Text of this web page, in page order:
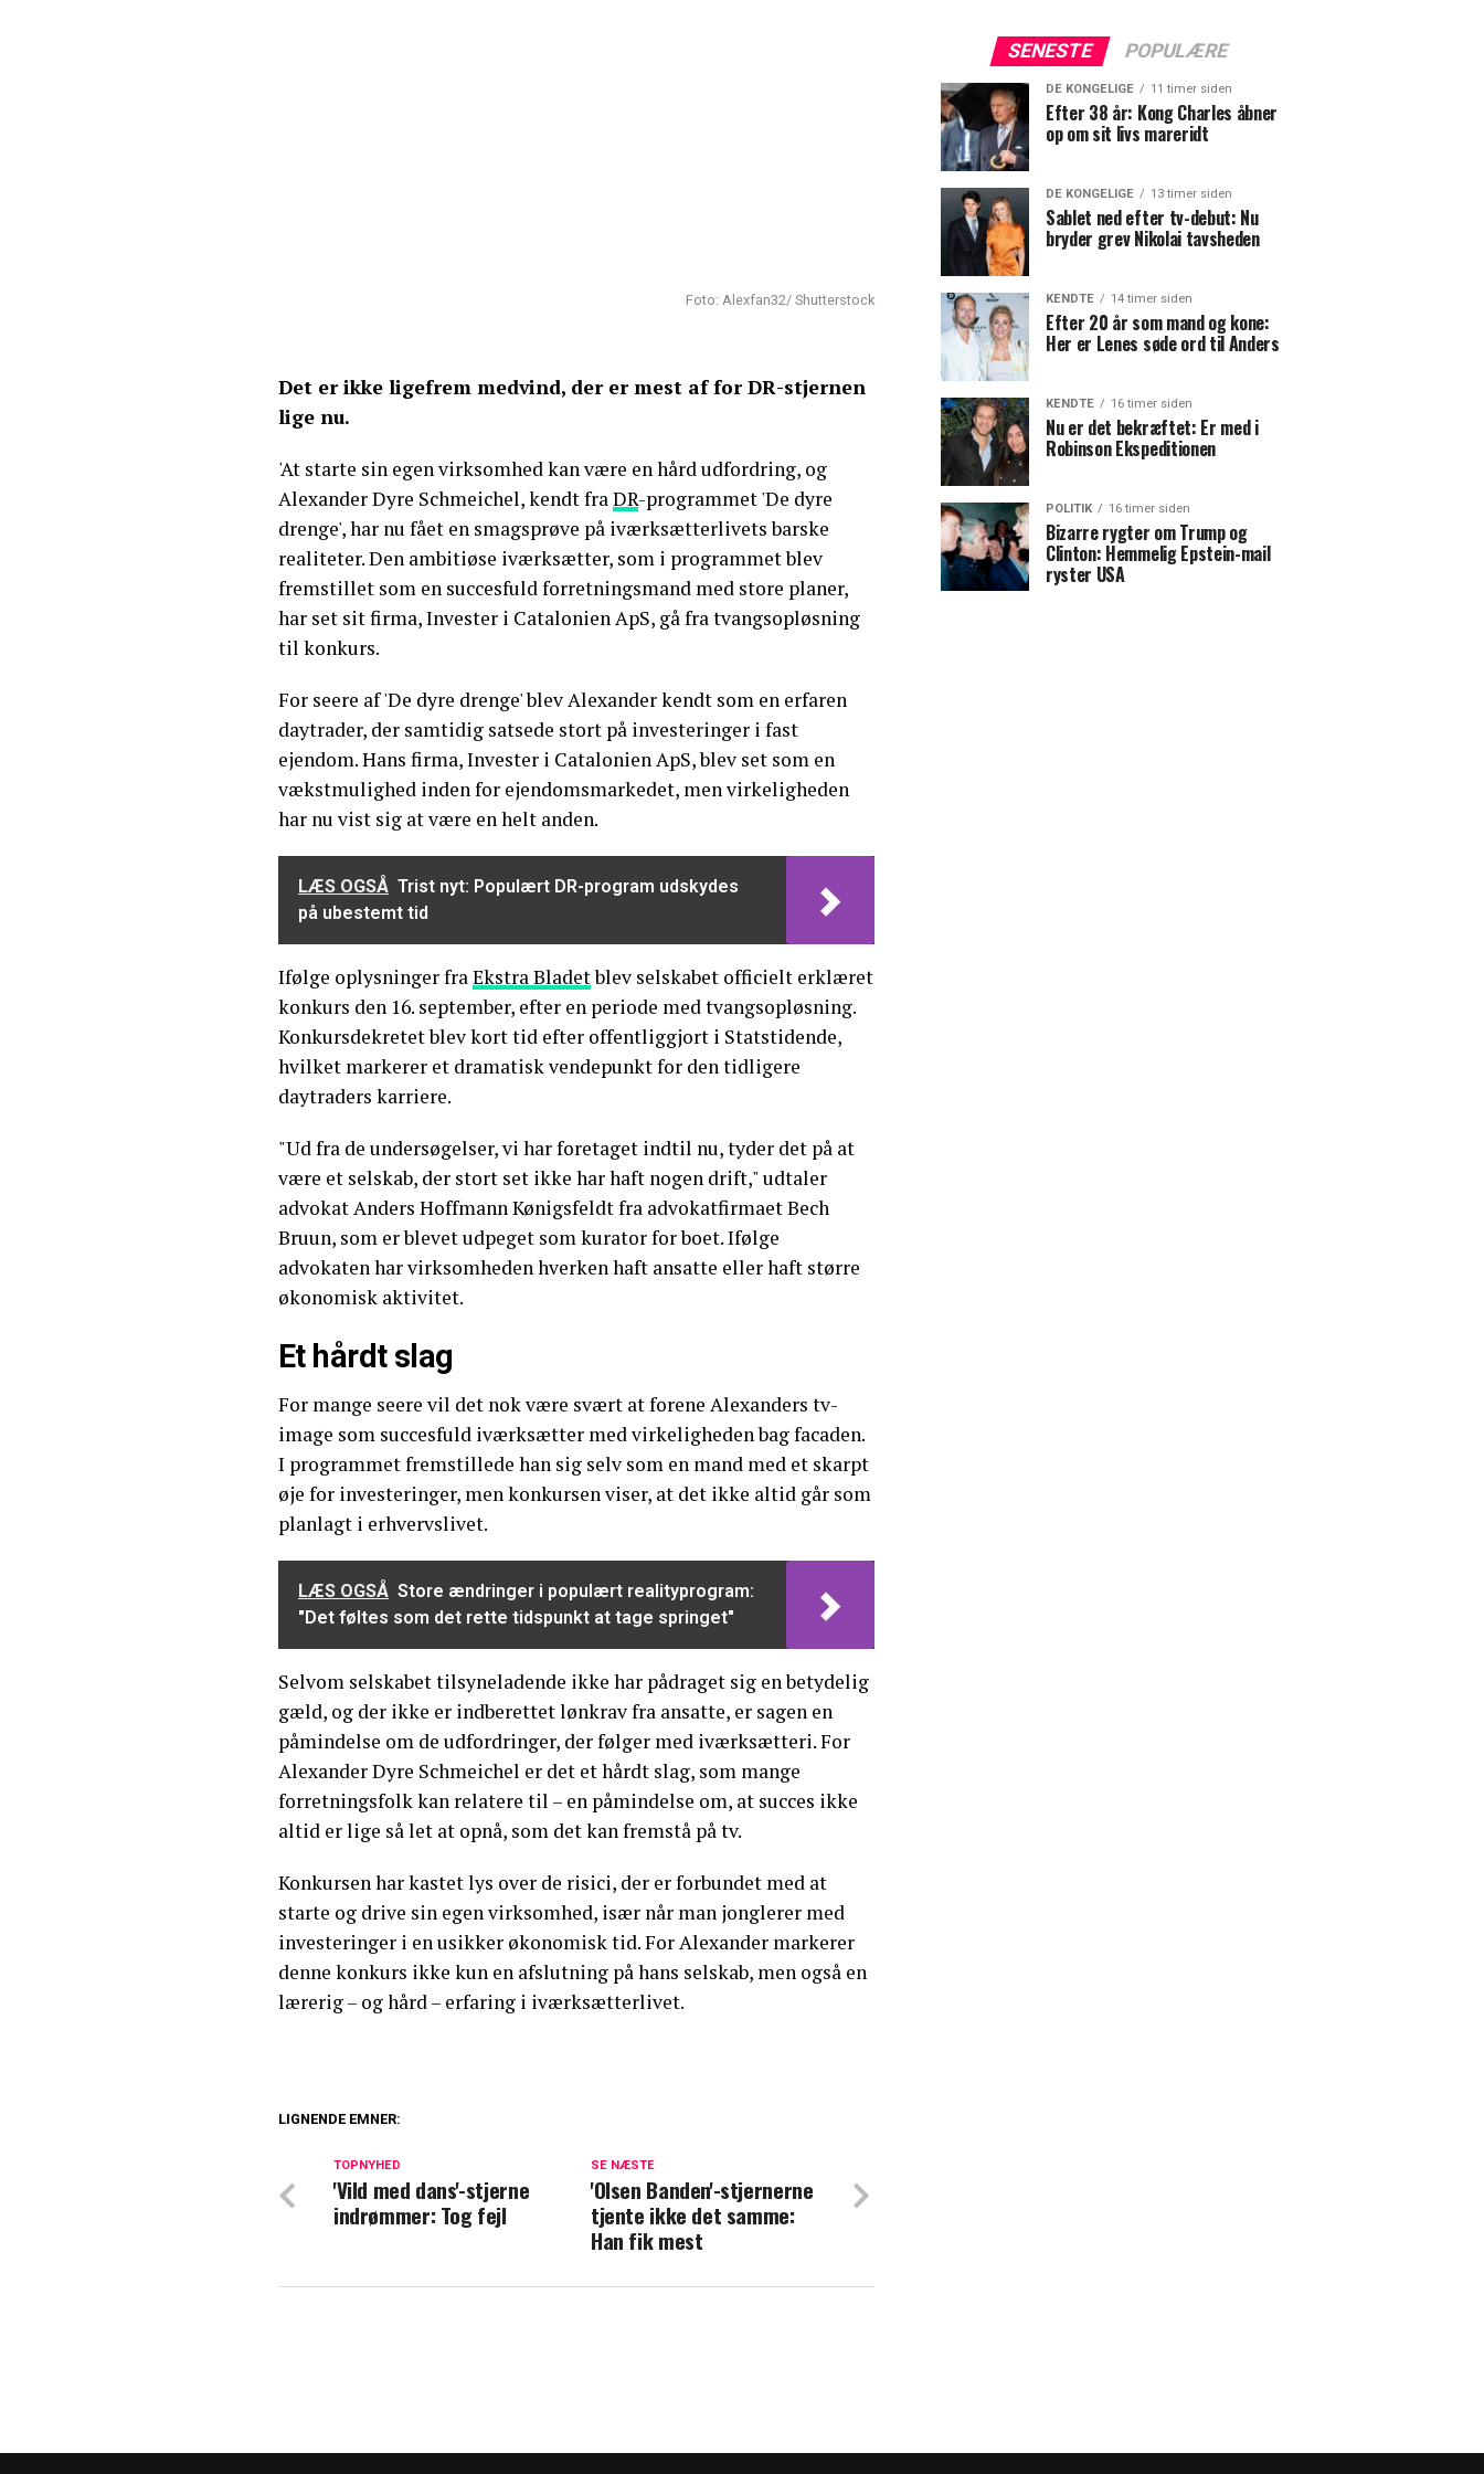
Foto: Alexfan32/ Shutterstock
Det er ikke ligefrem medvind, der er mest af for DR-stjernen
lige nu.
'At starte sin egen virksomhed kan være en hård udfordring, og
Alexander Dyre Schmeichel, kendt fraDR-programmet 'De dyre
drenge', har nu fået en smagsprøve på iværksætterlivets barske
realiteter. Den ambitiøse iværksætter, som i programmet blev
fremstillet som en succesfuld forretningsmand med store planer,
har set sit firma, Invester i Catalonien ApS, gå fra tvangsopløsning
til konkurs.
For seere af 'De dyre drenge' blev Alexander kendt som en erfaren
daytrader, der samtidig satsede stort på investeringer i fast
ejendom. Hans firma, Invester i Catalonien ApS, blev set som en
vækstmulighed inden for ejendomsmarkedet, men virkeligheden
har nu vist sig at være en helt anden.
LÆS OGSÅ Trist nyt: Populært DR-program udskydes
på ubestemt tid
Ifølge oplysninger fraEkstra Bladetblev selskabet officielt erklæret
konkurs den 16. september, efter en periode med tvangsopløsning.
Konkursdekretet blev kort tid efter offentliggjort i Statstidende,
hvilket markerer et dramatisk vendepunkt for den tidligere
daytraders karriere.
"Ud fra de undersøgelser, vi har foretaget indtil nu, tyder det på at
være et selskab, der stort set ikke har haft nogen drift," udtaler
advokat Anders Hoffmann Kønigsfeldt fra advokatfirmaet Bech
Bruun, som er blevet udpeget som kurator for boet. Ifølge
advokaten har virksomheden hverken haft ansatte eller haft større
økonomisk aktivitet.
Et hårdt slag
For mange seere vil det nok være svært at forene Alexanders tv-
image som succesfuld iværksætter med virkeligheden bag facaden.
I programmet fremstillede han sig selv som en mand med et skarpt
øje for investeringer, men konkursen viser, at det ikke altid går som
planlagt i erhvervslivet.
LÆS OGSÅ Store ændringer i populært realityprogram:
"Det føltes som det rette tidspunkt at tage springet"
Selvom selskabet tilsyneladende ikke har pådraget sig en betydelig
gæld, og der ikke er indberettet lønkrav fra ansatte, er sagen en
påmindelse om de udfordringer, der følger med iværksætteri. For
Alexander Dyre Schmeichel er det et hårdt slag, som mange
forretningsfolk kan relatere til – en påmindelse om, at succes ikke
altid er lige så let at opnå, som det kan fremstå på tv.
Konkursen har kastet lys over de risici, der er forbundet med at
starte og drive sin egen virksomhed, især når man jonglerer med
investeringer i en usikker økonomisk tid. For Alexander markerer
denne konkurs ikke kun en afslutning på hans selskab, men også en
lærerig – og hård – erfaring i iværksætterlivet.
år
Smider bombe før premiere: Vender tilbage i 'Vild med
LIGNENDE EMNER:
SE NÆSTE
'Olsen Banden'-stjernerne
tjente ikke det samme:
Han fik mest
TOPNYHED
'Vild med dans'-stjerne
indrømmer: Tog fejl
SENESTE POPULÆRE
DE KONGELIGE 11 timer siden
Efter 38 år: Kong Charles åbner
op om sit livs mareridt
DE KONGELIGE 13 timer siden
Sablet ned efter tv-debut: Nu
bryder grev Nikolai tavsheden
KENDTE 14 timer siden
Efter 20 år som mand og kone:
Her er Lenes søde ord til Anders
KENDTE 16 timer siden
Nu er det bekræftet: Er med i
Robinson Ekspeditionen
POLITIK 16 timer siden
Bizarre rygter om Trump og
Clinton: Hemmelig Epstein-mail
ryster USA